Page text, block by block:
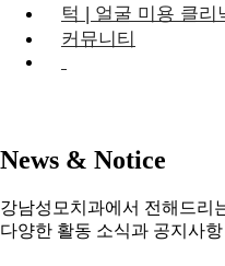
턱 | 얼굴 미용 클리
커뮤니티
News & Notice
강남성모치과에서 전해드리
다양한 활동 소식과 공지사항